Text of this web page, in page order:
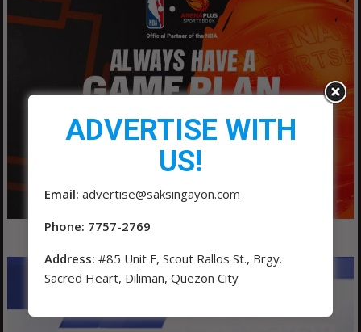
ADVERTISE WITH
US!
Email: advertise@saksingayon.com
Phone: 7757-2769
Address: #85 Unit F, Scout Rallos St., Brgy.
Sacred Heart, Diliman, Quezon City